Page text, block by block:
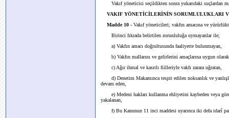
Vakıf yöneticisi seçildikten sonra yukarıdaki suçlardan
VAKIF YÖNETİCİLERİNİN SORUMLULUKLARI
Madde 10 - Vakıf yöneticileri; vakfın amacına ve
Birinci fıkrada belirtilen zorunluluğa uymayanlar ile;
a) Vakfın amacı doğrultusunda faaliyette bulunmayan,
b) Vakfın mallarını ve gelirlerini amaçlarına uygun
c) Ağır ihmal ve kasıtlı fiilleriyle vakfı zarara uğratan,
d) Denetim Makamınca tespit edilen noksanlık ve
devam eden,
e) Medeni hakları kullanma ehliyetini kaybeden veya
yakalanan,
f) Bu Kanunun 11 inci maddesi uyarınca iki defa idarî